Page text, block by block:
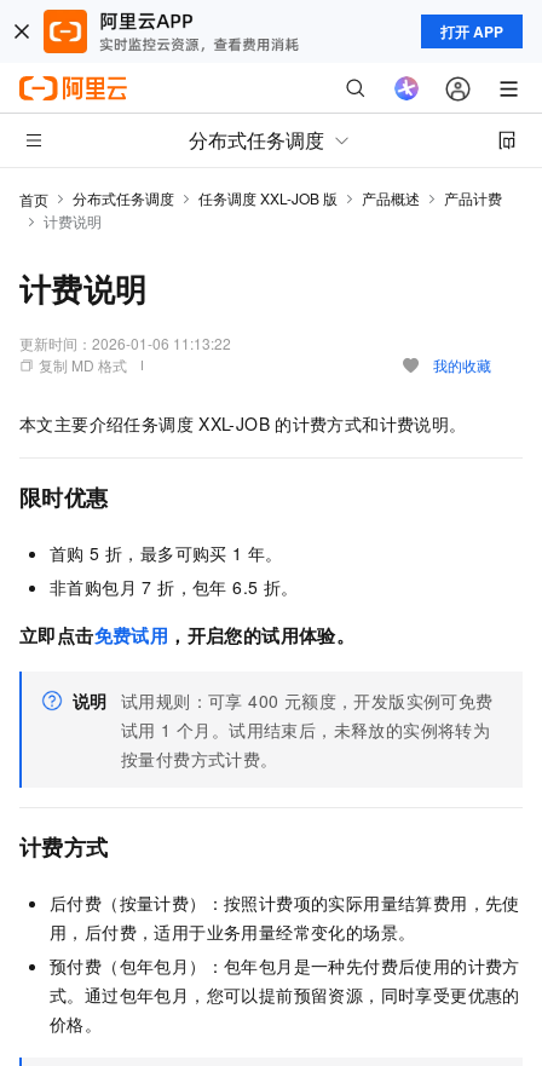
打开 APP
分布式任务调度
首页 分布式任务调度 任务调度 XXL-JOB 版 产品概述
产品计费
计费说明
计费说明
更新时间： 2026-01-06 11:13:22
复制 MD 格式
我的收藏
本文主要介绍任务调度 XXL-JOB 的计费方式和计费说明。
限时优惠
首购 5 折，最多可购买 1 年。
非首购包月 7 折，包年 6.5 折。
立即点击免费试用 ，开启您的试用体验。
说明 试用规则：可享 400 元额度，开发版实例可免费
试用 1 个月。试用结束后，未释放的实例将转为
按量付费方式计费。
计费方式
后付费（按量计费）：按照计费项的实际用量结算费用，先使
用，后付费，适用于业务用量经常变化的场景。
预付费（包年包月）：包年包月是一种先付费后使用的计费方
式。通过包年包月，您可以提前预留资源，同时享受更优惠的
价格。